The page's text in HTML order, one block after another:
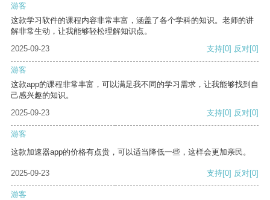
游客
这款学习软件的课程内容非常丰富，涵盖了各个学科的知识。老师的讲
解非常生动，让我能够轻松理解知识点。
2025-09-23
支持[0] 反对[0]
游客
这款app的课程非常丰富，可以满足我不同的学习需求，让我能够找到自
己感兴趣的知识。
2025-09-23
支持[0] 反对[0]
游客
这款加速器app的价格有点贵，可以适当降低一些，这样会更加亲民。
2025-09-23 支持[0] 反对[0]
游客